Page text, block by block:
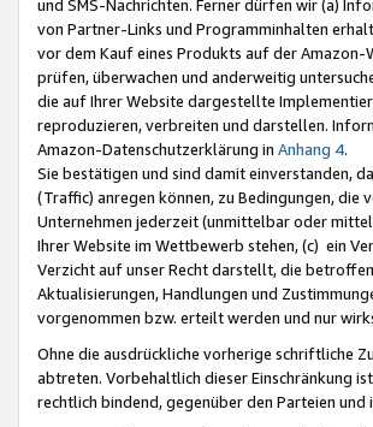
und SMS-Nachrichten. Ferner dürfen wir (a)
von Partner-Links und Programminhalten
vor dem Kauf eines Produkts auf der
prüfen, überwachen und anderweitig
die auf Ihrer Website dargestellte
reproduzieren, verbreiten und darstellen.
Amazon-Datenschutzerklärung in Anhang 4.
Sie bestätigen und sind damit einverstanden,
(Traffic) anregen können, zu Bedingungen, die
Unternehmen jederzeit (unmittelbar oder
Ihrer Website im Wettbewerb stehen, (c) ein
Verzicht auf unser Recht darstellt, die
Aktualisierungen, Handlungen und
vorgenommen bzw. erteilt werden und nur
Ohne die ausdrückliche vorherige schriftliche
abtreten. Vorbehaltlich dieser Einschränkung
rechtlich bindend, gegenüber den Parteien